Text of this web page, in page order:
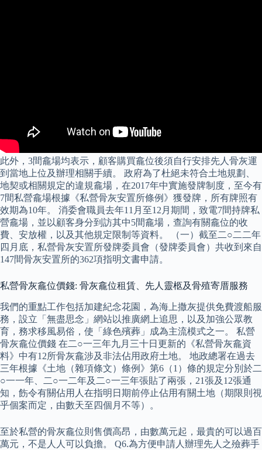
此外，3間龕場均表示，顧客購買龕位後須自行安排先人骨灰運
到當地上位及辦理相關手續。 政府為了杜絕未符合土地規劃、
地契或相關規定的違規龕場，在2017年中實施發牌制度，至今有
7間私營龕場根據《私營骨灰安置所條例》獲發牌，所有牌照有
效期為10年。 消委會職員去年11月至12月期間，致電7間持牌私
營龕場，並以顧客身分到訪其中5間龕場，查詢有關龕位的收
費、安放權，以及其他規定限制等資料。 （一）截至二○二二年
四月底，私營骨灰安置所發牌委員會（發牌委員會）共收到來自
147間骨灰安置所的362項指明文書申請。
私營骨灰龕位價錢: 骨灰龕位租賃、先人靈柩及骨殖寄厝服務
我們的重點工作包括加建紀念花園，為海上撒灰提供免費渡船服
務，設立「無盡思念」網站以推廣網上追思，以及加強公眾教
育，務求移風易俗，使「綠色殯葬」成為主流模式之一。 私營
骨灰龕位價錢 在二○一三年九月三十日更新的《私營骨灰龕資
料》中有12所骨灰龕涉及非法佔用政府土地。 地政總署在過去
三年根據《土地（雜項條文）條例》第6（1）條的規定分別於二
○一一年、二○一二年及二○一三年張貼了兩張，21張及12張通
知，飭令有關佔用人在指明日期前停止佔用有關土地（期限則視
乎個案而定，由數天至四個月不等）。
至於私營的骨灰龕位則售價高昂，由數萬元起，最貴的可以過百
萬元，不是人人可以負擔。 Q6.為方便申請人辦理先人之殮葬手